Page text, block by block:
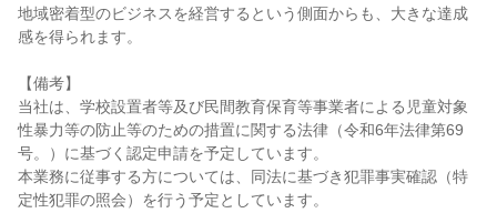
地域密着型のビジネスを経営するという側面からも、大きな達成
感を得られます。
【備考】
当社は、学校設置者等及び民間教育保育等事業者による児童対象
性暴力等の防止等のための措置に関する法律（令和6年法律第69
号。）に基づく認定申請を予定しています。
本業務に従事する方については、同法に基づき犯罪事実確認（特
定性犯罪の照会）を行う予定としています。